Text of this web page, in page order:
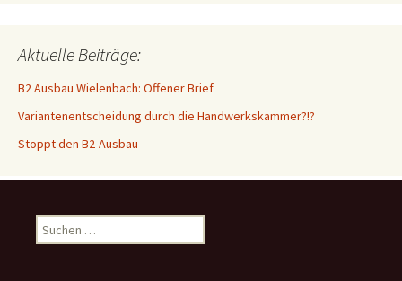
Aktuelle Beiträge:
B2 Ausbau Wielenbach: Offener Brief
Variantenentscheidung durch die Handwerkskammer?!?
Stoppt den B2-Ausbau
Suchen
nach: